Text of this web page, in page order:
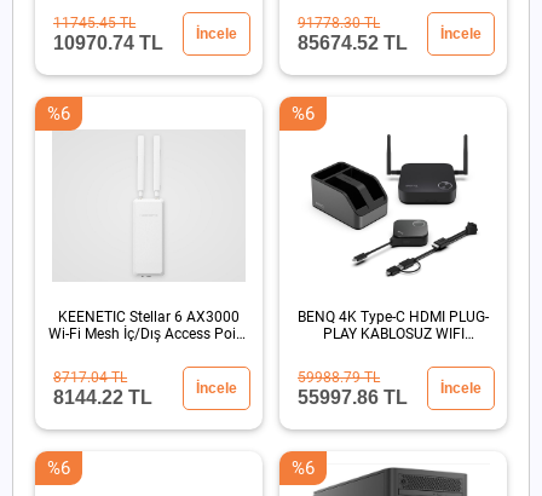
11745.45 TL
10970.74 TL İncele
91778.30 TL
85674.52 TL İncele
KEENETIC Stellar 6 AX3000
Wi-Fi Mesh İç/Dış Access Point
%6
8717.04 TL
8144.22 TL İncele
BENQ 4K Type-C HDMI PLUG-
PLAY KABLOSUZ WIFI
CIHAZI
%6
59988.79 TL
55997.86 TL İncele
%6 %6